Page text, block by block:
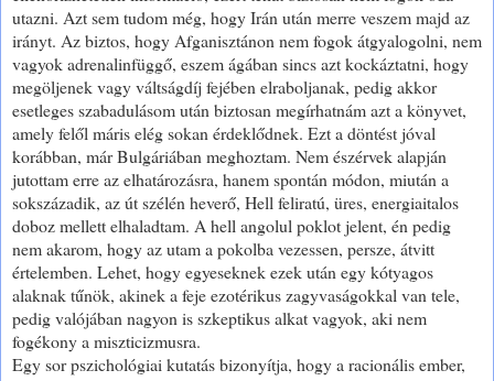
utazni. Azt sem tudom még, hogy Irán után merre veszem majd az
irányt. Az biztos, hogy Afganisztánon nem fogok átgyalogolni, nem
vagyok adrenalinfüggő, eszem ágában sincs azt kockáztatni, hogy
megöljenek vagy váltságdíj fejében elraboljanak, pedig akkor
esetleges szabadulásom után biztosan megírhatnám azt a könyvet,
amely felől máris elég sokan érdeklődnek. Ezt a döntést jóval
korábban, már Bulgáriában meghoztam. Nem észérvek alapján
jutottam erre az elhatározásra, hanem spontán módon, miután a
sokszázadik, az út szélén heverő, Hell feliratú, üres, energiaitalos
doboz mellett elhaladtam. A hell angolul poklot jelent, én pedig
nem akarom, hogy az utam a pokolba vezessen, persze, átvitt
értelemben. Lehet, hogy egyeseknek ezek után egy kótyagos
alaknak tűnök, akinek a feje ezotérikus zagyvaságokkal van tele,
pedig valójában nagyon is szkeptikus alkat vagyok, aki nem
fogékony a miszticizmusra.
Egy sor pszichológiai kutatás bizonyítja, hogy a racionális ember,